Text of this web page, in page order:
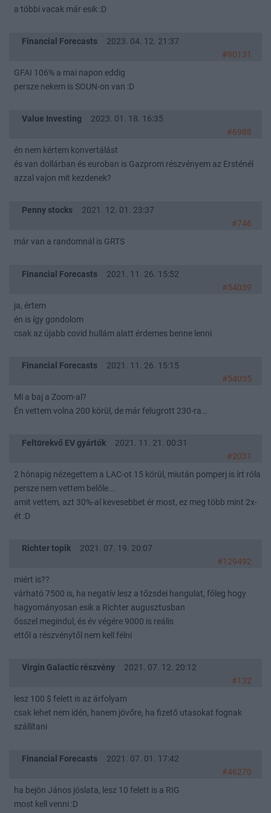
a többi vacak már esik :D
Financial Forecasts
2023. 04. 12. 21:37
#90131
GFAI 106% a mai napon eddig
persze nekem is SOUN-on van :D
Value Investing
2023. 01. 18. 16:35
#6988
én nem kértem konvertálást
és van dollárban és euroban is Gazprom részvényem az Ersténél
azzal vajon mit kezdenek?
Penny stocks
2021. 12. 01. 23:37
#746
már van a randomnál is GRTS
Financial Forecasts
2021. 11. 26. 15:52
#54039
ja, értem
én is így gondolom
csak az újabb covid hullám alatt érdemes benne lenni
Financial Forecasts
2021. 11. 26. 15:15
#54035
Mi a baj a Zoom-al?
Én vettem volna 200 körül, de már felugrott 230-ra…
Feltörekvő EV gyártók
2021. 11. 21. 00:31
#2031
2 hónapig nézegettem a LAC-ot 15 körül, miután pomperj is írt róla
persze nem vettem belőle...
amit vettem, azt 30%-al kevesebbet ér most, ez meg több mint 2x-
ét :D
Richter topik
2021. 07. 19. 20:07
#129492
miért is??
várható 7500 is, ha negatív lesz a tőzsdei hangulat, főleg hogy
hagyományosan esik a Richter augusztusban
ősszel megindul, és év végére 9000 is reális
ettől a részvénytől nem kell félni
Virgin Galactic részvény
2021. 07. 12. 20:12
#132
lesz 100 $ felett is az árfolyam
csak lehet nem idén, hanem jövőre, ha fizető utasokat fognak
szállítani
Financial Forecasts
2021. 07. 01. 17:42
#46270
ha bejön János jóslata, lesz 10 felett is a RIG
most kell venni :D